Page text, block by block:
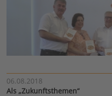
06.08.2018
Als „Zukunftsthemen“